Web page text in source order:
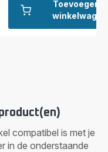
Toevoegen
compatibel is met je
in de onderstaande